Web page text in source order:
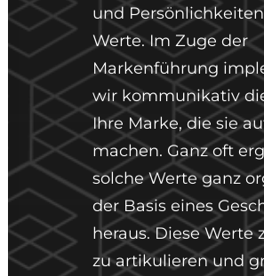
und
Werte. Im Zuge der
Markenführung
wir kommunikativ
Ihre Marke, die sie
machen. Ganz oft
solche Werte ganz
der Basis eines
heraus. Diese Werte
zu artikulieren und